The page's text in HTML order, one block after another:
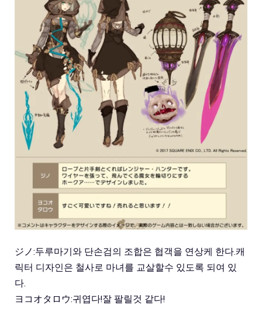
ジノ:두루마기와 단손검의 조합은 협객을 연상케 한다.캐
릭터 디자인은 철사로 마녀를 교살할수 있도록 되여 있
다.
ヨコオタロウ:귀엽다!잘 팔릴것 같다!